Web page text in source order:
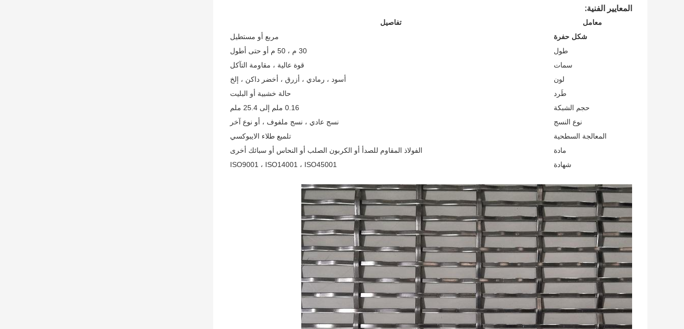
المعايير الفنية:
معامل
تفاصيل
شكل حفرة
مربع أو مستطيل
طول
30 م ، 50 م أو حتى أطول
سمات
قوة عالية ، مقاومة التآكل
لون
أسود ، رمادي ، أزرق ، أخضر داكن ، إلخ
طَرد
حالة خشبية أو البليت
حجم الشبكة
0.16 ملم إلى 25.4 ملم
نوع النسج
نسج عادي ، نسج ملفوف ، أو نوع آخر
المعالجة السطحية
تلميع طلاء الايبوكسي
مادة
الفولاذ المقاوم للصدأ أو الكربون الصلب أو النحاس أو سبائك أخرى
شهادة
ISO9001 ، ISO14001 ، ISO45001